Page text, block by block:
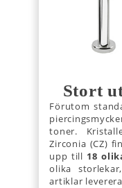
Stort
Förutom
toner.
Zirconia (CZ)
upp till 18
olika
artiklar